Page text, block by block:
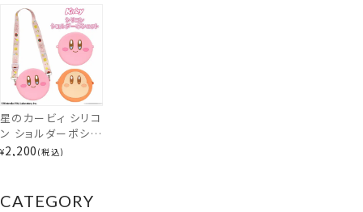
星のカービィ シリコ
ン ショルダーポシェ
ット ＜ カービィ /
堂 SHOBIDO
¥2,200 税込
CATEGORY